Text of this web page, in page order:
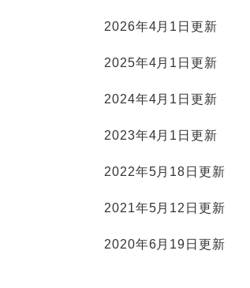
2026年4月1日更新
2025年4月1日更新
2024年4月1日更新
2023年4月1日更新
2022年5月18日更新
2021年5月12日更新
2020年6月19日更新